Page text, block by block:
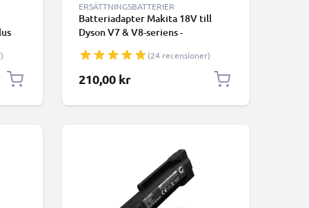
-
ERSÄTTNINGSBATTERIER
Batteriadapter Makita 18V till
Dyson V7 & V8-seriens -
dammsugare från CELLONIC
(24 recensioner)
210,00 kr